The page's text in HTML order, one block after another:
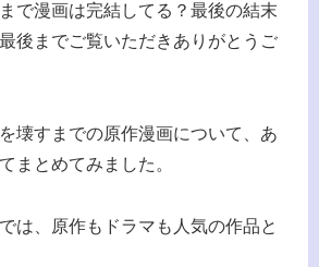
で漫画は完結してる？最後の結末
後までご覧いただきありがとうご
壊すまでの原作漫画について、あ
まとめてみました。
は、原作もドラマも人気の作品と